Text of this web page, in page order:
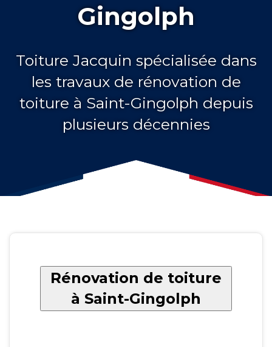
Gingolph
Toiture Jacquin spécialisée dans
les travaux de rénovation de
toiture à Saint-Gingolph depuis
plusieurs décennies
Rénovation de toiture
à Saint-Gingolph